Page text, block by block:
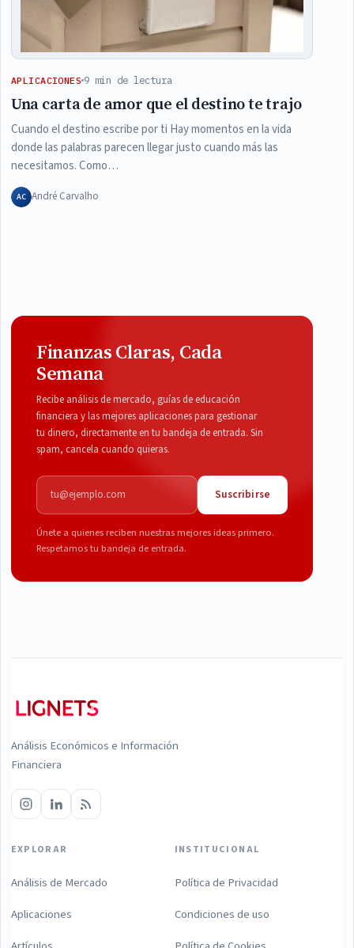
APLICACIONES 9 min de lectura
Una carta de amor que el destino te trajo
Cuando el destino escribe por ti Hay momentos en la vida
donde las palabras parecen llegar justo cuando más las
necesitamos. Como…
AC André Carvalho
Finanzas Claras, Cada
Semana
Recibe análisis de mercado, guías de educación
financiera y las mejores aplicaciones para gestionar
tu dinero, directamente en tu bandeja de entrada. Sin
spam, cancela cuando quieras.
Correo electrónico
Suscribirse
Únete a quienes reciben nuestras mejores ideas primero.
Respetamos tu bandeja de entrada.
Análisis Económicos e Información
Financiera
EXPLORAR
Análisis de Mercado
Aplicaciones
INSTITUCIONAL
Política de Privacidad
Condiciones de uso